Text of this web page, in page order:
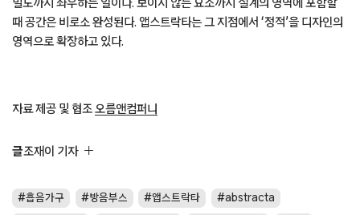
때 공간은 비로소 완성된다. 앱스트락타는 그 지점에서 ‘정적’을 디자인의
영역으로 확장하고 있다.
자료 제공 및 협조 오름앤컴퍼니
글조재이 기자
흡음가구 방음부스 앱스트락타 abstracta